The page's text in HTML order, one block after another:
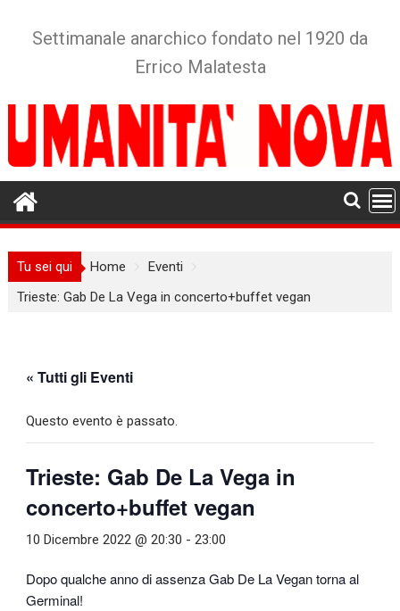
Settimanale anarchico fondato nel 1920 da
Errico Malatesta
Tu sei qui Home
Eventi
Trieste: Gab De La Vega in concerto+buffet vegan
« Tutti gli Eventi
Questo evento è passato.
Trieste: Gab De La Vega in
concerto+buffet vegan
10 Dicembre 2022 @ 20:30 -23:00
Dopo qualche anno di assenza Gab De La Vegan torna al
Germinal!